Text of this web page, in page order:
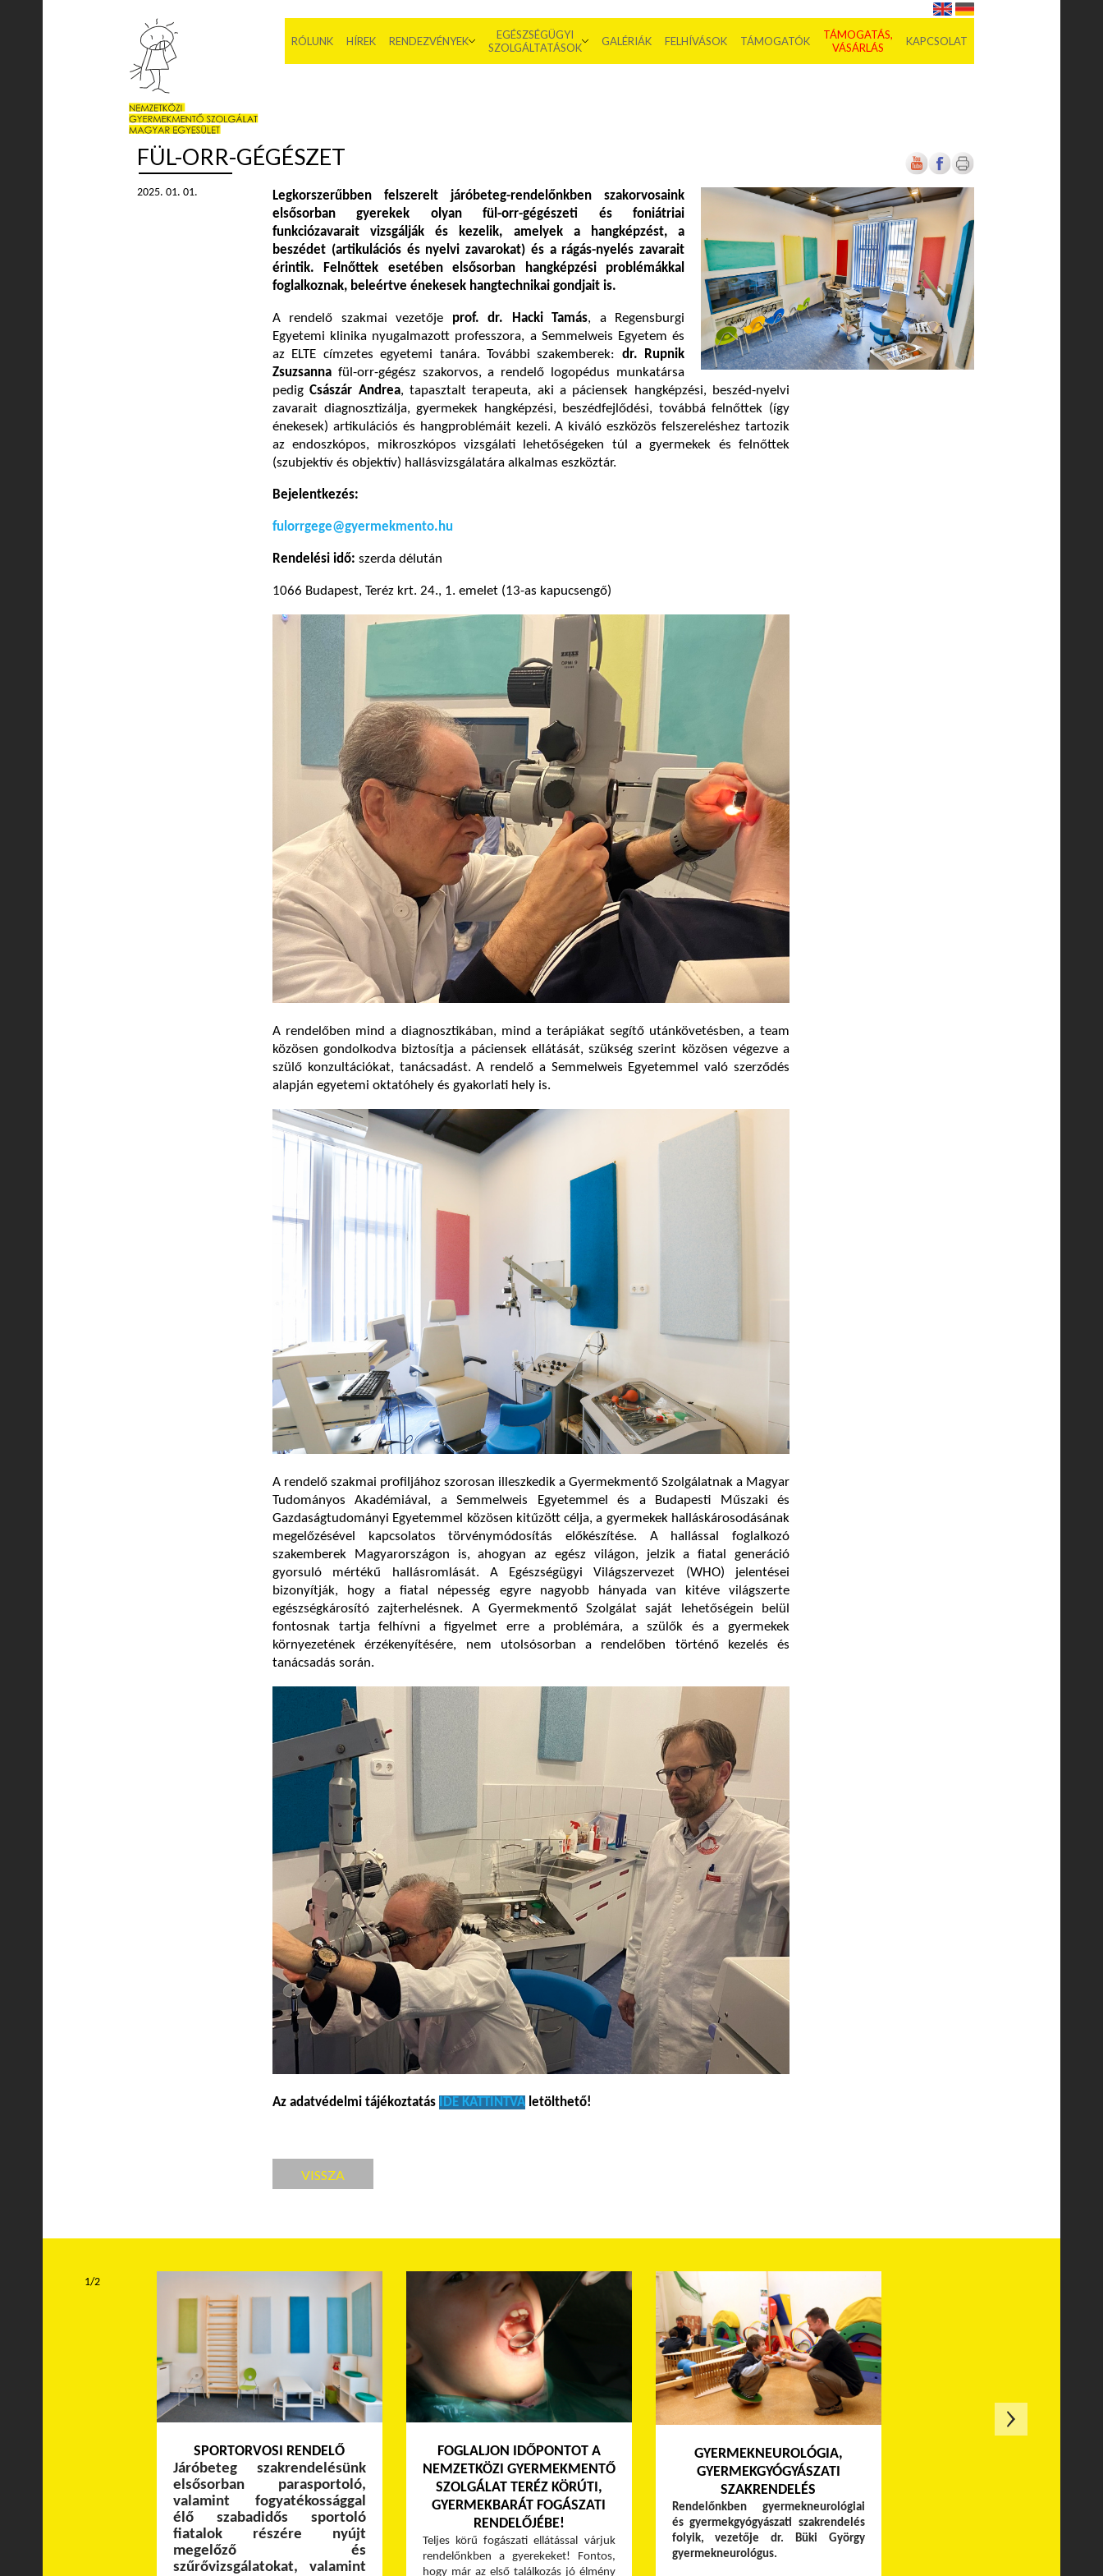
RÓLUNK HÍREK RENDEZVÉNYEK
EGÉSZSÉGÜGYI
SZOLGÁLTATÁSOK
GALÉRIÁK FELHÍVÁSOK TÁMOGATÓK
TÁMOGATÁS,
VÁSÁRLÁS
KAPCSOLAT
FÜL-ORR-GÉGÉSZET
2025. 01. 01.
Legkorszerűbben felszerelt járóbeteg-rendelőnkben szakorvosaink
elsősorban gyerekek olyan fül-orr-gégészeti és foniátriai
funkciózavarait vizsgálják és kezelik, amelyek a hangképzést, a
beszédet (artikulációs és nyelvi zavarokat) és a rágás-nyelés zavarait
érintik. Felnőttek esetében elsősorban hangképzési problémákkal
foglalkoznak, beleértve énekesek hangtechnikai gondjait is.
A rendelő szakmai vezetője prof. dr. Hacki Tamás, a Regensburgi
Egyetemi klinika nyugalmazott professzora, a Semmelweis Egyetem és
az ELTE címzetes egyetemi tanára. További szakemberek: dr. Rupnik
Zsuzsanna fül-orr-gégész szakorvos, a rendelő logopédus munkatársa
pedigCsászár Andrea, tapasztalt terapeuta, aki a páciensek hangképzési, beszéd-nyelvi
zavarait diagnosztizálja, gyermekek hangképzési, beszédfejlődési, továbbá felnőttek (így
énekesek) artikulációs és hangproblémáit kezeli. A kiváló eszközös felszereléshez tartozik
az endoszkópos, mikroszkópos vizsgálati lehetőségeken túl a gyermekek és felnőttek
(szubjektív és objektív) hallásvizsgálatára alkalmas eszköztár.
Bejelentkezés:
fulorrgege@gyermekmento.hu
Rendelési idő: szerda délután
1066 Budapest, Teréz krt. 24., 1. emelet (13-as kapucsengő)
A rendelőben mind a diagnosztikában, mind a terápiákat segítő utánkövetésben, a team
közösen gondolkodva biztosítja a páciensek ellátását, szükség szerint közösen végezve a
szülő konzultációkat, tanácsadást. A rendelő a Semmelweis Egyetemmel való szerződés
alapján egyetemi oktatóhely és gyakorlati hely is.
A rendelő szakmai profiljához szorosan illeszkedik a Gyermekmentő Szolgálatnak a Magyar
Tudományos Akadémiával, a Semmelweis Egyetemmel és a Budapesti Műszaki és
Gazdaságtudományi Egyetemmel közösen kitűzött célja, a gyermekek halláskárosodásának
megelőzésével kapcsolatos törvénymódosítás előkészítése. A hallással foglalkozó
szakemberek Magyarországon is, ahogyan az egész világon, jelzik a fiatal generáció
gyorsuló mértékű hallásromlását. A Egészségügyi Világszervezet (WHO) jelentései
bizonyítják, hogy a fiatal népesség egyre nagyobb hányada van kitéve világszerte
egészségkárosító zajterhelésnek. A Gyermekmentő Szolgálat saját lehetőségein belül
fontosnak tartja felhívni a figyelmet erre a problémára, a szülők és a gyermekek
környezetének érzékenyítésére, nem utolsósorban a rendelőben történő kezelés és
tanácsadás során.
Az adatvédelmi tájékoztatás IDE KATTINTVAletölthető!
VISSZA
SPORTORVOSI RENDELŐ
Járóbeteg szakrendelésünk
elsősorban parasportoló,
valamint fogyatékossággal
élő szabadidős sportoló
fiatalok részére nyújt
megelőző és
szűrővizsgálatokat, valamint
FOGLALJON IDŐPONTOT A
NEMZETKÖZI GYERMEKMENTŐ
SZOLGÁLAT TERÉZ KÖRÚTI,
GYERMEKBARÁT FOGÁSZATI
RENDELŐJÉBE!
Teljes körű fogászati ellátással várjuk
rendelőnkben a gyerekeket! Fontos,
hogy már az első találkozás jó élmény
GYERMEKNEUROLÓGIA,
GYERMEKGYÓGYÁSZATI
SZAKRENDELÉS
Rendelőnkben gyermekneurológiai
és gyermekgyógyászati szakrendelés
folyik, vezetője dr. Büki György
gyermekneurológus.
1/2